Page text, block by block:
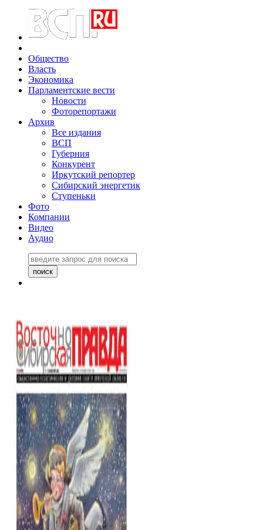
Общество
Власть
Экономика
Парламентские вести
Новости
Фоторепортажи
Архив
Все издания
ВСП
Губерния
Конкурент
Иркутский репортер
Сибирский энергетик
Ступеньки
Фото
Компании
Видео
Аудио